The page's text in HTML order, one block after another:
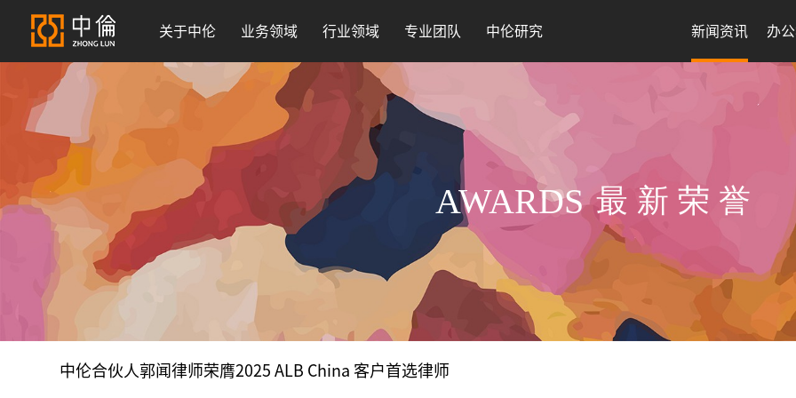
关于中伦 业务领域 行业领域 专业团队 中伦研究 新闻资讯 办
AWARDS 最新荣誉
中伦合伙人郭闻律师荣膺2025 ALB China 客户首选律师